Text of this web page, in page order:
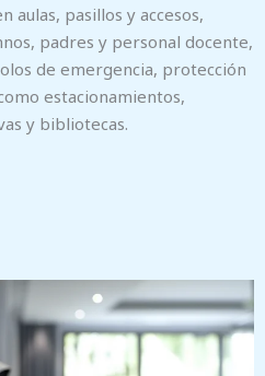
aulas, pasillos y accesos,
padres y personal docente,
de emergencia, protección
estacionamientos,
y bibliotecas.